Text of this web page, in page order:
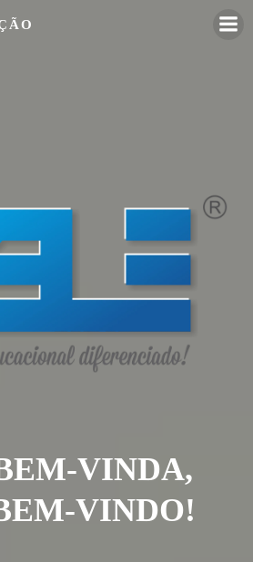
VINDA,
VINDO!